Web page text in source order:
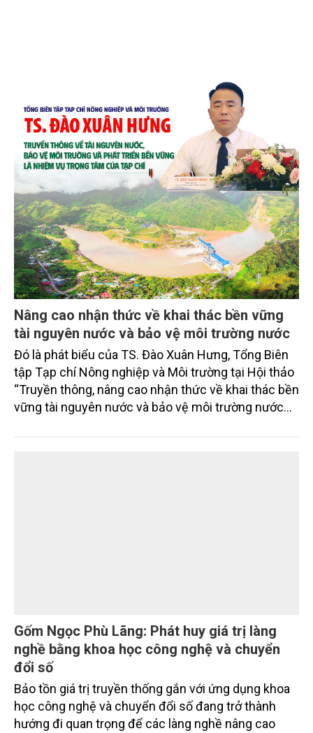
Nâng cao nhận thức về khai thác bền vững
tài nguyên nước và bảo vệ môi trường nước
Đó là phát biểu của TS. Đào Xuân Hưng, Tổng Biên
tập Tạp chí Nông nghiệp và Môi trường tại Hội thảo
“Truyền thông, nâng cao nhận thức về khai thác bền
vững tài nguyên nước và bảo vệ môi trường nước
trường phối hợp với Sở Nông nghiệp và Môi trường
Gốm Ngọc Phù Lãng: Phát huy giá trị làng
nghề bằng khoa học công nghệ và chuyển
đổi số
Bảo tồn giá trị truyền thống gắn với ứng dụng khoa
học công nghệ và chuyển đổi số đang trở thành
hướng đi quan trọng để các làng nghề nâng cao